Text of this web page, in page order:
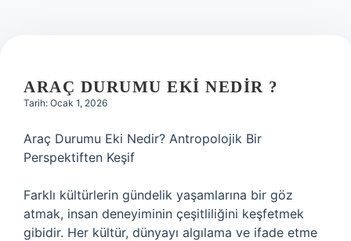
Hakkımızda
ARAÇ DURUMU EKI NEDIR ?
Tarih: Ocak 1, 2026
Araç Durumu Eki Nedir? Antropolojik Bir
Perspektiften Keşif
Farklı kültürlerin gündelik yaşamlarına bir göz
atmak, insan deneyiminin çeşitliliğini keşfetmek
gibidir. Her kültür, dünyayı algılama ve ifade etme